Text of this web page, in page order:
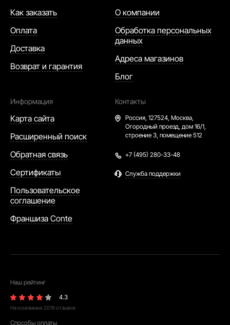
Как заказать
Оплата
Доставка
Возврат и гарантия
О компании
Обработка персональных
данных
Адреса магазинов
Блог
Информация
Карта сайта
Расширенный поиск
Обратная связь
Сертификаты
Пользовательское
соглашение
Франшиза Conte
Контакты
Россия, 127524, Москва,
Огородный проезд, дом 16/1,
строение 3, помещение 512
+7 (495) 280-33-48
Служба поддержки
Наш рейтинг
4.3
На основании 2018 отзывов
Способы оплаты